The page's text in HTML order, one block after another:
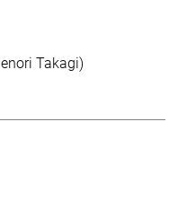
Takagi)